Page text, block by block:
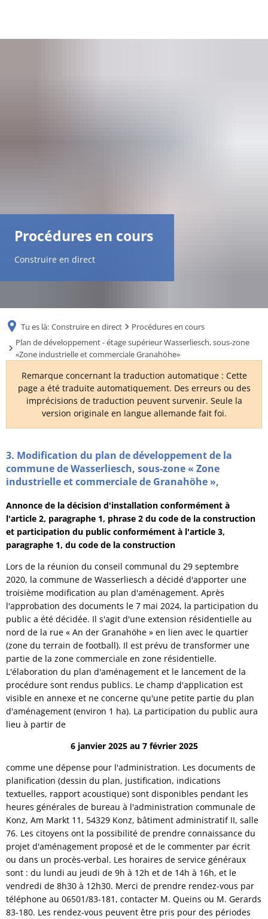
Procédures en cours
Construire en direct
Tu es là: Construire en direct
Procédures en cours
Plan de développement - étage supérieur Wasserliesch, sous-zone
«Zone industrielle et commerciale Granahöhe»
Remarque concernant la traduction automatique : Cette
page a été traduite automatiquement. Des erreurs ou des
imprécisions de traduction peuvent survenir. Seule la
version originale en langue allemande fait foi.
Plan
de
développement
étage
supérieur
Wasserliesch,
sous-
zone
«Zone
industrielle
et
commerciale
Granahöhe»
3. Modification du plan de développement de la
commune de Wasserliesch, sous-zone « Zone
industrielle et commerciale de Granahöhe »,
Annonce de la décision d'installation conformément à
l'article 2, paragraphe 1, phrase 2 du code de la construction
et participation du public conformément à l'article 3,
paragraphe 1, du code de la construction
Lors de la réunion du conseil communal du 29 septembre
2020, la commune de Wasserliesch a décidé d'apporter une
troisième modification au plan d'aménagement. Après
l'approbation des documents le 7 mai 2024, la participation du
public a été décidée. Il s'agit d'une extension résidentielle au
nord de la rue « An der Granahöhe » en lien avec le quartier
(zone du terrain de football). Il est prévu de transformer une
partie de la zone commerciale en zone résidentielle.
L'élaboration du plan d'aménagement et le lancement de la
procédure sont rendus publics. Le champ d'application est
visible en annexe et ne concerne qu'une petite partie du plan
d'aménagement (environ 1 ha). La participation du public aura
lieu à partir de
6 janvier 2025 au 7 février 2025
comme une dépense pour l'administration. Les documents de
planification (dessin du plan, justification, indications
textuelles, rapport acoustique) sont disponibles pendant les
heures générales de bureau à l'administration communale de
Konz, Am Markt 11, 54329 Konz, bâtiment administratif II, salle
76. Les citoyens ont la possibilité de prendre connaissance du
projet d'aménagement proposé et de le commenter par écrit
ou dans un procès-verbal. Les horaires de service généraux
sont : du lundi au jeudi de 9h à 12h et de 14h à 16h, et le
vendredi de 8h30 à 12h30. Merci de prendre rendez-vous par
téléphone au 06501/83-181, contacter M. Queins ou M. Gerards
83-180. Les rendez-vous peuvent être pris pour des périodes